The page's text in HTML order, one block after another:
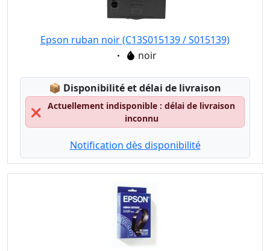
Epson ruban noir (C13S015139 / S015139)
Eigenschaft:
noir
📦 Lagerstatus:
Disponibilité et délai de livraison
❌
Actuellement indisponible : délai de livraison
inconnu
Notification dès disponibilité